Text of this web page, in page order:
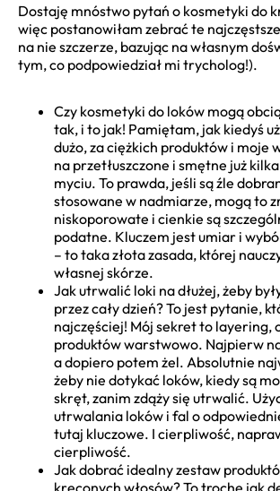
Dostaję mnóstwo pytań o kosmetyki do
więc postanowiłam zebrać te
na nie szczerze, bazując na własnym
tym, co podpowiedział mi trycholog!).
Czy kosmetyki do loków mogą
tak, i to jak! Pamiętam, jak kiedyś
dużo, za ciężkich produktów i moje
na przetłuszczone i smętne już
myciu. To prawda, jeśli są źle
stosowane w nadmiarze, mogą to
niskoporowate i cienkie są
podatne. Kluczem jest umiar i
– to taka złota zasada, której
własnej skórze.
Jak utrwalić loki na dłużej, żeby
przez cały dzień? To jest pytanie,
najczęściej! Mój sekret to layering,
produktów warstwowo. Najpierw
a dopiero potem żel. Absolutnie
żeby nie dotykać loków, kiedy są
skręt, zanim zdąży się utrwalić.
utrwalania loków i fal o
tutaj kluczowe. I cierpliwość,
cierpliwość.
Jak dobrać idealny zestaw
kręconych włosów? To trochę jak